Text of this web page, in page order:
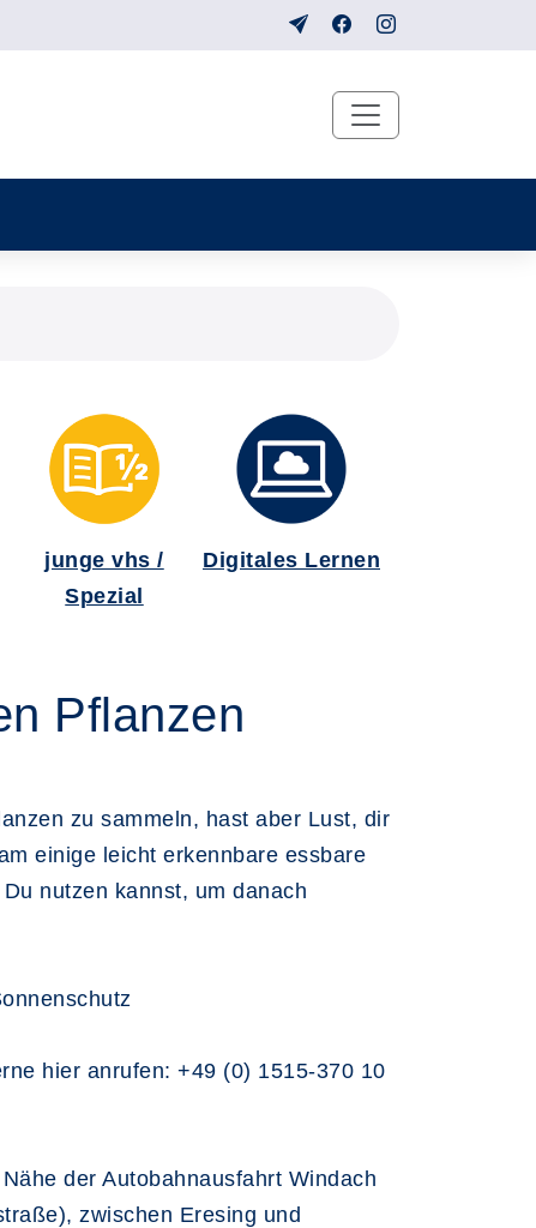
junge vhs /
Spezial
Digitales Lernen
Pflanzen
zu sammeln, hast aber Lust, dir
einige leicht erkennbare essbare
nutzen kannst, um danach
hier anrufen: +49 (0) 1515-370 10
der Autobahnausfahrt Windach
zwischen Eresing und